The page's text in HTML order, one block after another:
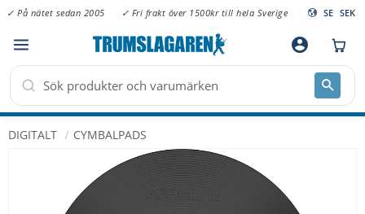
Meny
✓ På nätet sedan 2005 ✓ Fri frakt över 1500kr till hela Sverige SE SEK
account_circle
DIGITALT CYMBALPADS